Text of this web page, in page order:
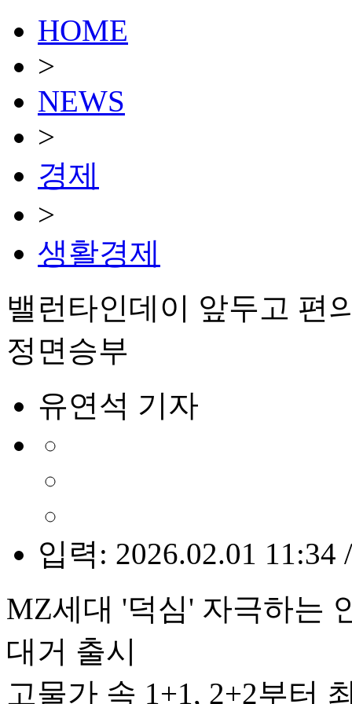
HOME
>
NEWS
>
경제
>
생활경제
밸런타인데이 앞두고 편
정면승부
유연석 기자
입력: 2026.02.01 11:34
MZ세대 '덕심' 자극하는
대거 출시
고물가 속 1+1, 2+2부터